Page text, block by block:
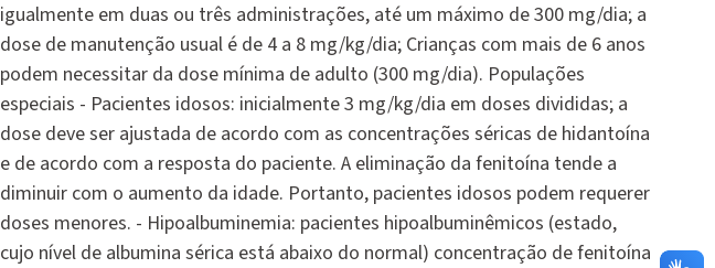
igualmente em duas ou três administrações, até um máximo de 300 mg/dia; a
dose de manutenção usual é de 4 a 8 mg/kg/dia; Crianças com mais de 6 anos
podem necessitar da dose mínima de adulto (300 mg/dia). Populações
especiais - Pacientes idosos: inicialmente 3 mg/kg/dia em doses divididas; a
dose deve ser ajustada de acordo com as concentrações séricas de hidantoína
e de acordo com a resposta do paciente. A eliminação da fenitoína tende a
diminuir com o aumento da idade. Portanto, pacientes idosos podem requerer
doses menores. - Hipoalbuminemia: pacientes hipoalbuminêmicos (estado,
cujo nível de albumina sérica está abaixo do normal) concentração de fenitoína